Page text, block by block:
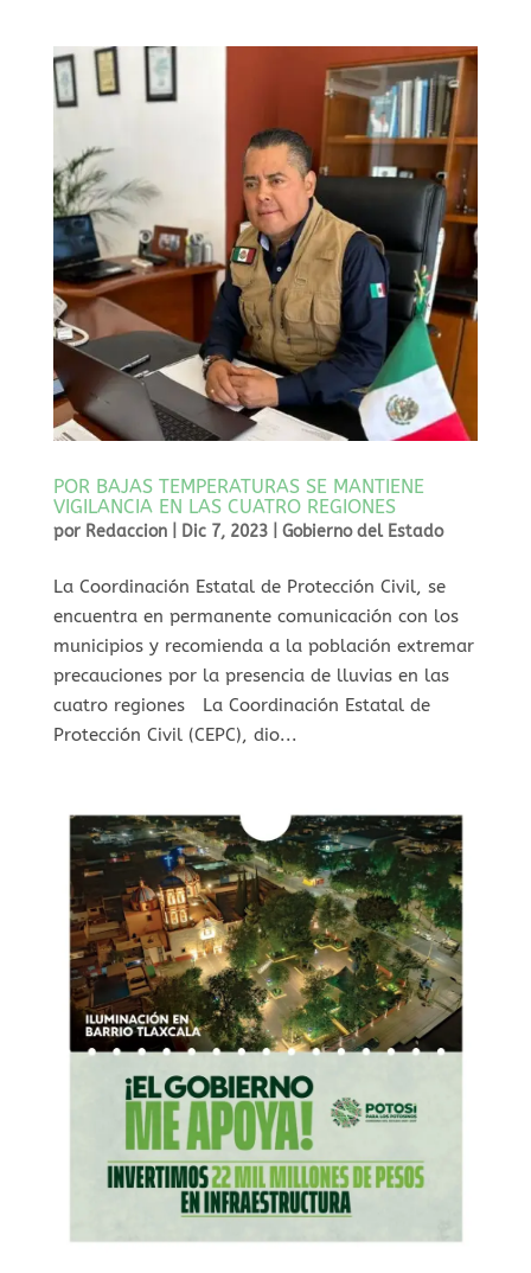
POR BAJAS TEMPERATURAS SE MANTIENE
VIGILANCIA EN LAS CUATRO REGIONES
por Redaccion| Dic 7, 2023| Gobierno del Estado
La Coordinación Estatal de Protección Civil, se
encuentra en permanente comunicación con los
municipios y recomienda a la población extremar
precauciones por la presencia de lluvias en las
cuatro regiones La Coordinación Estatal de
Protección Civil (CEPC), dio...